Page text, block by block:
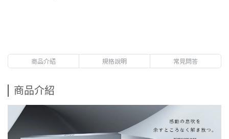
商品介紹 規格說明 常見問答
商品介紹